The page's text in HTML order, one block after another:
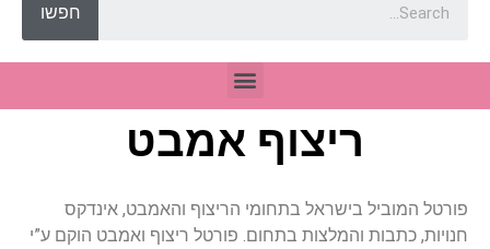
חפשו
ריצוף אמבט
פורטל המוביל בישראל בתחומי הריצוף והאמבט, אינדקס
חנויות, כתבות והמלצות בתחום. פורטל ריצוף ואמבט הוקם ע”י